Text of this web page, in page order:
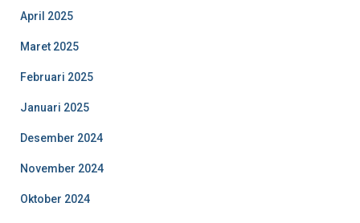
April 2025
Maret 2025
Februari 2025
Januari 2025
Desember 2024
November 2024
Oktober 2024